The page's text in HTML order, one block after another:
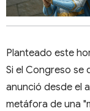
Planteado este
Si el Congreso se
anunció desde el
metáfora de una